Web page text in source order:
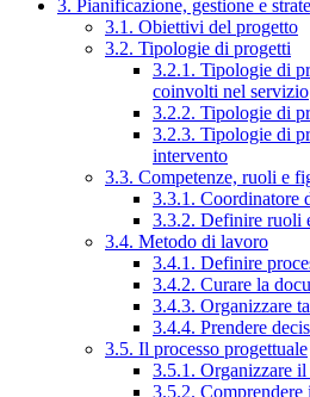
3. Pianificazione, gestione e
3.1. Obiettivi del progetto
3.2. Tipologie di progetti
3.2.1. Tipologie di
coinvolti nel servizio
3.2.2. Tipologie di
3.2.3. Tipologie di
intervento
3.3. Competenze, ruoli e
3.3.1. Coordinatore
3.3.2. Definire ruoli
3.4. Metodo di lavoro
3.4.1. Definire
3.4.2. Curare la
3.4.3. Organizzare
3.4.4. Prendere
3.5. Il processo progettuale
3.5.1. Organizzare il
3.5.2. Comprendere